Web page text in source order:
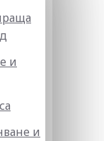
и
и